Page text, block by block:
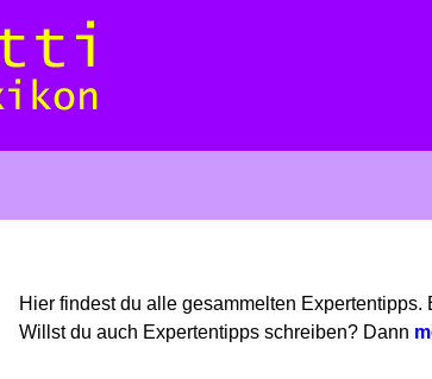
Hier findest du alle gesammelten
Willst du auch Expertentipps schreiben? Dann